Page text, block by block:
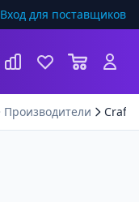
Вход для поставщиков
Производители